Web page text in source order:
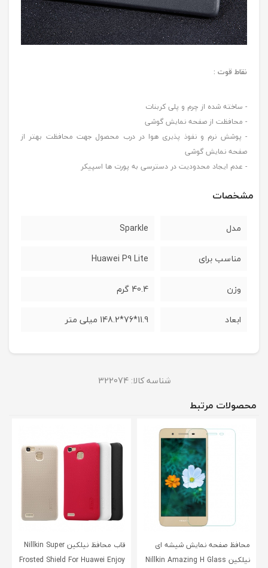
نقاط قوت :
- ساخته شده از چرم و پلی کربنات
- محافظت از صفحه نمایش گوشی
- پوشش نرم و نفوذ پذیری هوا در درب محصول جهت محافظت بهتر از
صفحه نمایش گوشی
- عدم ایجاد محدودیت در دسترسی به پورت ها اسپیکر
مشخصات
مدل Sparkle
مناسب برای Huawei P9 Lite
وزن 40.4 گرم
ابعاد 11.9*76*148.2 میلی متر
شناسه کالا:322074
محصولات مرتبط
محافظ صفحه نمایش شیشه ای
نیلکین Nillkin Amazing H Glass
قاب محافظ نیلکین Nillkin Super
Frosted Shield For Huawei Enjoy